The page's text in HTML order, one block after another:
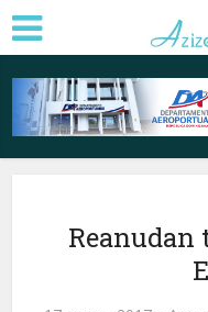
Reanudan